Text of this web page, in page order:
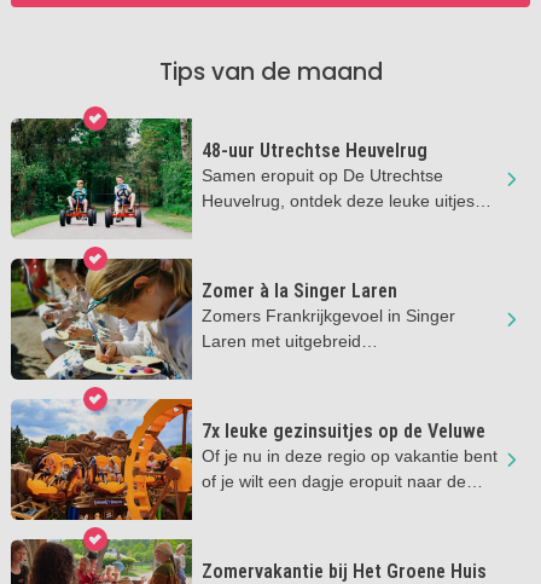
Tips van de maand
48-uur Utrechtse Heuvelrug
Samen eropuit op De Utrechtse
Heuvelrug, ontdek deze leuke uitjes
Zomer à la Singer Laren
Zomers Frankrijkgevoel in Singer
Laren met uitgebreid
7x leuke gezinsuitjes op de Veluwe
Of je nu in deze regio op vakantie bent
of je wilt een dagje eropuit naar de
Zomervakantie bij Het Groene Huis